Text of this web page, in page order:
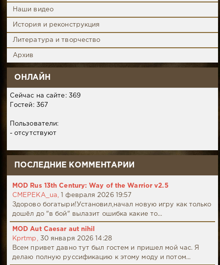
Наши видео
История и реконструкция
Литература и творчество
Архив
ОНЛАЙН
Сейчас на сайте: 369
Гостей: 367
Пользователи:
- отсутствуют
ПОСЛЕДНИЕ КОММЕНТАРИИ
MOD Rus 13th Century: Way of the Warrior v2.5
CMEPEKA_ua,
1 февраля 2026 19:57
Здорово богатыри!Установил,начал новую игру как только
дошёл до "в бой" вылазит ошибка какие то...
MOD Aut Caesar aut nihil
Kprtmp, 30 января 2026 14:28
Всем привет давно тут был гостем и пришел мой час. Я
делаю полную руссификацию к этому моду и потом...